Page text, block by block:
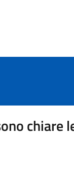
chiare